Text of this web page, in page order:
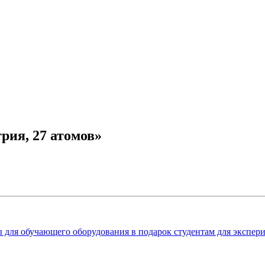
27 атомов»
обучающего оборудования в подарок студентам для